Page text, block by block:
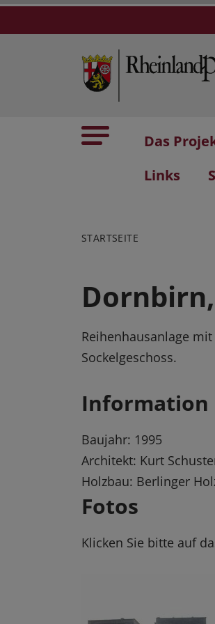
Das
Links
STARTSEITE
Reihenhausanlage
Sockelgeschoss.
Information
Baujahr: 1995
Architekt: Kurt
Holzbau: Berlinger
Fotos
Klicken Sie bitte auf